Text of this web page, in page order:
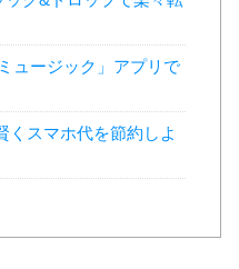
ュージック」アプリで
くスマホ代を節約しよ